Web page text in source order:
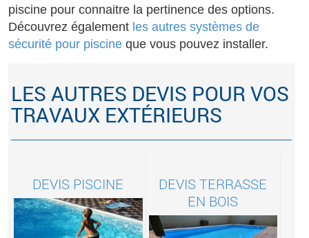
piscine pour connaitre la pertinence des options.
Découvrez également les autres systèmes de
sécurité pour piscine que vous pouvez installer.
LES AUTRES DEVIS POUR VOS
TRAVAUX EXTÉRIEURS
DEVIS PISCINE
DEVIS TERRASSE
EN BOIS